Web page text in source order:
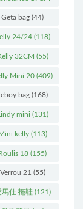
(571)
Geta bag (44)
24/24 (118)
32CM (55)
Mini 20 (409)
Leboy bag (168)
mini (131)
kelly(113)
18 (155)
Verrou 21 (55)
馬仕 拖鞋(121)